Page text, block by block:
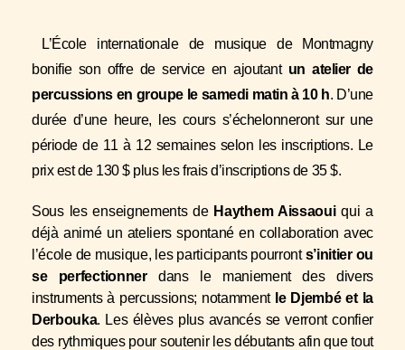
L’École internationale de musique de Montmagny
bonifie son offre de service en ajoutant un atelier de
percussions en groupe le samedi matin à 10 h. D’une
durée d’une heure, les cours s’échelonneront sur une
période de 11 à 12 semaines selon les inscriptions. Le
prix est de 130 $ plus les frais d’inscriptions de 35 $.
Sous les enseignements de Haythem Aissaouiqui a
déjà animé un ateliers spontané en collaboration avec
l’école de musique, les participants pourronts’initier ou
se perfectionnerdans le maniement des divers
instruments à percussions; notamment le Djembé et la
Derbouka. Les élèves plus avancés se verront confier
des rythmiques pour soutenir les débutants afin que tout